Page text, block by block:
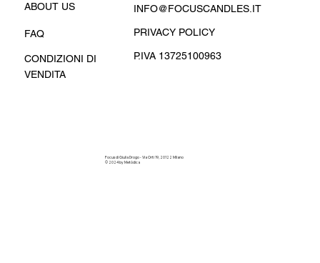
INFO@FOCUSCANDLES.IT
FAQ
CONDIZIONI DI
VENDITA
ABOUT US
PRIVACY POLICY
P.IVA 13725100963
Focus di Giulia Drogo - Via Orti 19, 20122 Milano
© 2024 by Metòdica